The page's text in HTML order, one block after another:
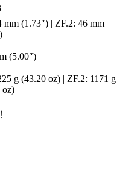
mm (1.73″) | ZF.2: 46 mm
(5.00″)
g (43.20 oz) | ZF.2: 1171 g
oz)